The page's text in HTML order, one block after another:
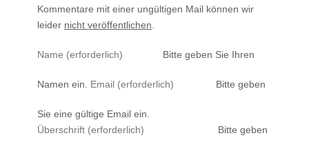
Kommentare mit einer ungültigen Mail können wir
leider nicht veröffentlichen
Bitte geben Sie Ihren
Namen ein. Bitte geben
Sie eine gültige Email ein.
Bitte geben